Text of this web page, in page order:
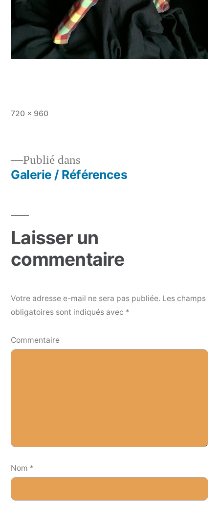
Taille
720 × 960
Navigation
l’article
Publié dans
Galerie / Références
Laisser un
commentaire
Votre adresse e-mail ne sera pas publiée. Les champs
obligatoires sont indiqués avec *
Commentaire
Nom *